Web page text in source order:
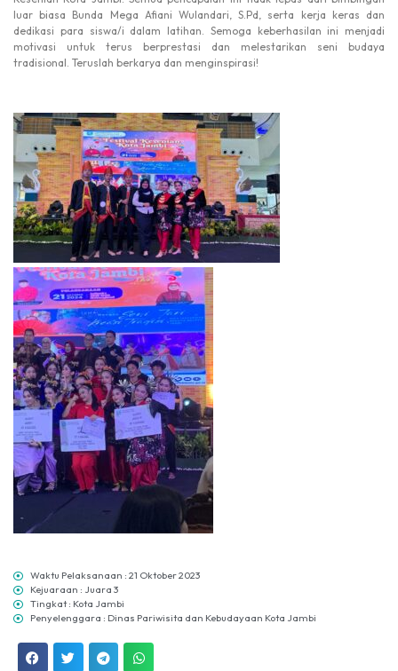
luar biasa Bunda Mega Afiani Wulandari, S.Pd, serta kerja keras dan
dedikasi para siswa/i dalam latihan. Semoga keberhasilan ini menjadi
motivasi untuk terus berprestasi dan melestarikan seni budaya
tradisional. Teruslah berkarya dan menginspirasi!
Waktu Pelaksanaan : 21 Oktober 2023
Kejuaraan : Juara 3
Tingkat : Kota Jambi
Penyelenggara : Dinas Pariwisita dan Kebudayaan Kota Jambi